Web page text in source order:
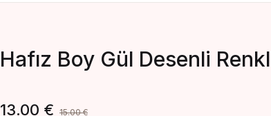
Hafız Boy Gül Desenli
13.00 € 15.00€